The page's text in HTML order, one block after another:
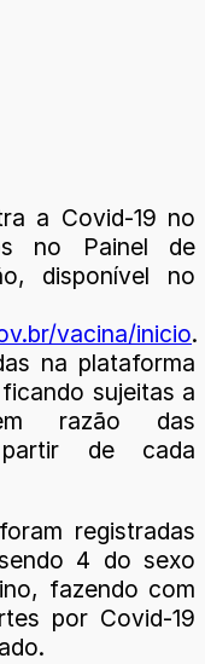
a Covid-19 no
no Painel de
disponível no
vacina/inicio.
na plataforma
sujeitas a
razão das
de cada
registradas
4 do sexo
fazendo com
por Covid-19